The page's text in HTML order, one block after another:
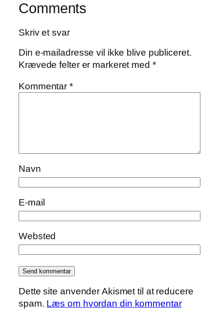
Comments
Skriv et svar
Din e-mailadresse vil ikke blive publiceret.
Krævede felter er markeret med *
Kommentar*
Navn
E-mail
Websted
Dette site anvender Akismet til at reducere
spam. Læs om hvordan din kommentar